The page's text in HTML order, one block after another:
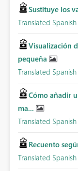
Sustituye los
Translated
Visualización
pequeña
Translated
Cómo añadir
ma...
Translated
Recuento
Translated